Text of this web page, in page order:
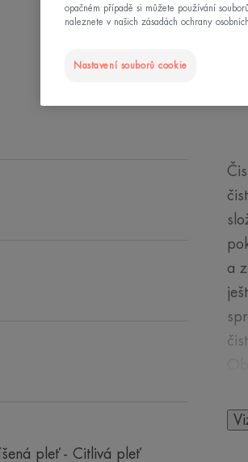
pleť - Citlivá pleť
a
opačném případě si můžete používání
naleznete v našich zásadách ochrany
Nastavení souborů cookie